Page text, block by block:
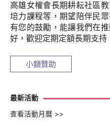
高雄女權會長期耕耘社區
培力課程等，期望陪伴民
有您的鼓勵，能讓我們在
好，歡迎定期定額長期支持
小額贊助
最新活動
查看活動月曆 >>